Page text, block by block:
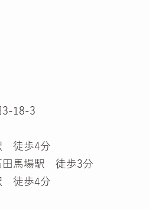
3-18-3
徒歩4分
馬場駅 徒歩3分
徒歩4分